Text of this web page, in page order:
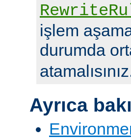
işlem
durumda
Ayrıca